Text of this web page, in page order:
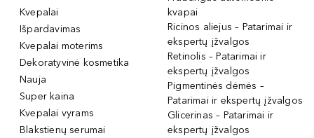
Kvepalai
Išpardavimas
Kvepalai moterims
Dekoratyvinė kosmetika
Nauja
Super kaina
Kvepalai vyrams
Blakstienų serumai
kvapai
Ricinos aliejus – Patarimai ir
ekspertų įžvalgos
Retinolis – Patarimai ir
ekspertų įžvalgos
Pigmentinės dėmės –
Patarimai ir ekspertų įžvalgos
Glicerinas – Patarimai ir
ekspertų įžvalgos